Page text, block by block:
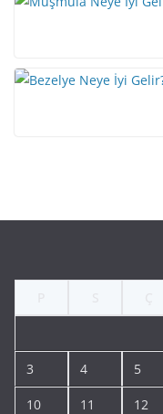
3 4 5
10 11 12